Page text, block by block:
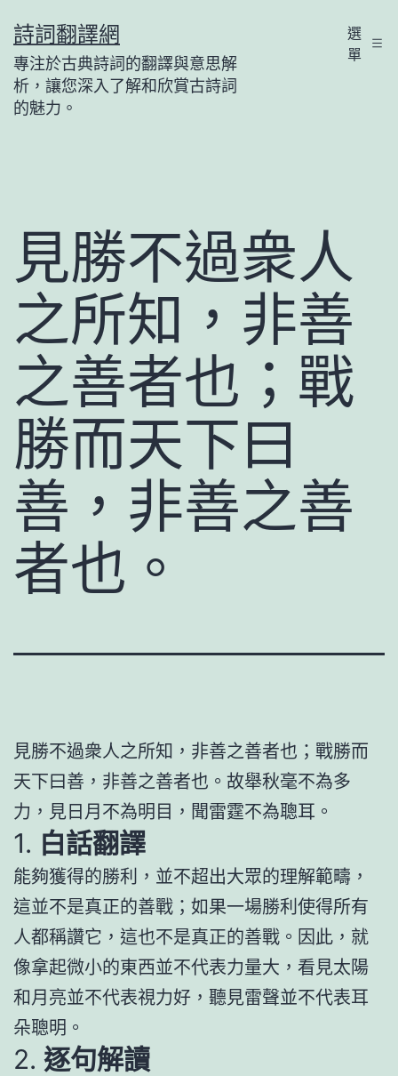
至
主
要
詩詞翻譯網
專注於古典詩詞的翻譯與意思解
析，讓您深入了解和欣賞古詩詞
的魅力。
選
單
見勝不過衆人
之所知，非善
之善者也；戰
勝而天下曰
善，非善之善
者也。
見勝不過衆人之所知，非善之善者也；戰勝而
天下曰善，非善之善者也。故舉秋毫不為多
力，見日月不為明目，聞雷霆不為聰耳。
1. 白話翻譯
能夠獲得的勝利，並不超出大眾的理解範疇，
這並不是真正的善戰；如果一場勝利使得所有
人都稱讚它，這也不是真正的善戰。因此，就
像拿起微小的東西並不代表力量大，看見太陽
和月亮並不代表視力好，聽見雷聲並不代表耳
朵聰明。
2. 逐句解讀